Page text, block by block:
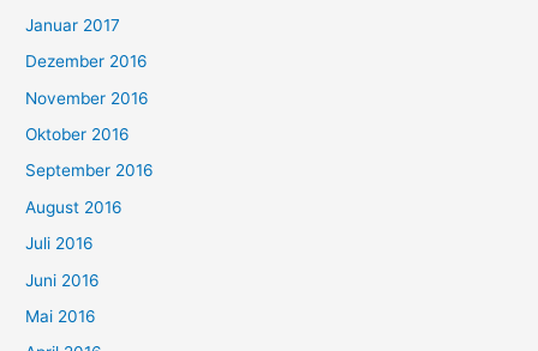
Januar 2017
Dezember 2016
November 2016
Oktober 2016
September 2016
August 2016
Juli 2016
Juni 2016
Mai 2016